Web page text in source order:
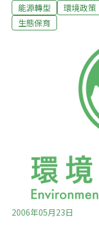
場解說後表示，由於
朔到旭海段會破壞生
安排這次視察行程，
份並沒有破壞到生
限，有些設計若能
這些在原來規劃都
加沒有問題，回去
能源轉型
環境政策
生態保育
2006年05月23日